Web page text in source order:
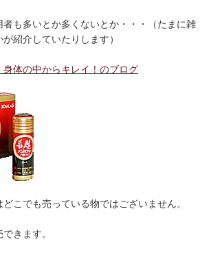
者も多いとか多くないとか・・・（たまに雑
紹介していたりします）
体の中からキレイ！のブログ
こでも売っている物ではございません。
きます。